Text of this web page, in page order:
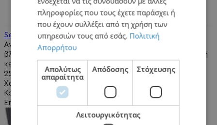
Service PSP
Αν δεν σας διαβάζει παιχνίδια , τότε η πιθανότερη
βλάβη που μπορεί να έχει το PSP είναι να γίνει αλλαγή
κεφαλής. Εμείς αναλαμβάνουμε το Service PSP σε..
25,00€
Χωρίς ΦΠΑ:20,16€
Καλάθι
Επιθυμητό
πληροφορίες που τους έχετε παράσχει ή
που έχουν συλλέξει από τη χρήση των
υπηρεσιών τους από εσάς. Πολιτική
Απορρήτου
Απολύτως
απαραίτητα
Απόδοσης Στόχευσης
Λειτουργικότητας